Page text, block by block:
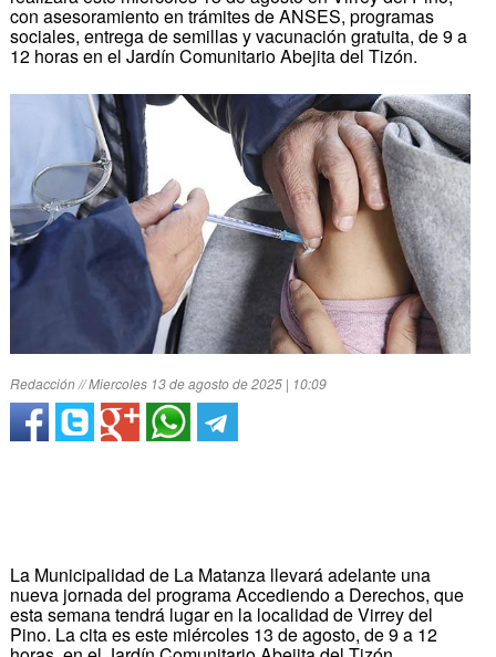
con asesoramiento en trámites de ANSES, programas
sociales, entrega de semillas y vacunación gratuita, de 9 a
12 horas en el Jardín Comunitario Abejita del Tizón.
Redacción // Miercoles 13 de agosto de 2025 | 10:09
La Municipalidad de La Matanza llevará adelante una
nueva jornada del programa Accediendo a Derechos, que
esta semana tendrá lugar en la localidad de Virrey del
Pino. La cita es este miércoles 13 de agosto, de 9 a 12